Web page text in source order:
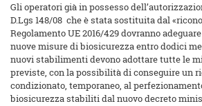
Gli operatori già in possesso
D.Lgs 148/08 che è stata sostituita dal
Regolamento UE 2016/429 dovranno
nuove misure di biosicurezza entro dodici
nuovi stabilimenti devono adottare tutte le
previste, con la possibilità di conseguire un
condizionato, temporaneo, al
biosicurezza stabiliti dal nuovo decreto